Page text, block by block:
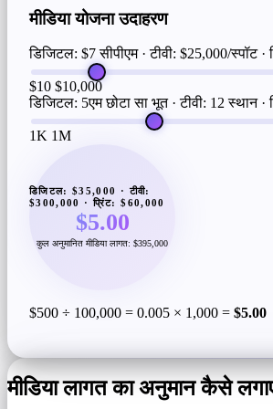
मीडिया योजना उदाहरण
डिजिटल: $7 सीपीएम · टीवी: $25,000/स्पॉट
$10 $10,000
डिजिटल: 5एम छोटा सा भूत · टीवी: 12 स्थान ·
1K 1M
डिजिटल: $35,000 · टीवी:
$300,000 · प्रिंट: $60,000
$5.00
कुल अनुमानित मीडिया लागत: $395,000
$500 ÷ 100,000 = 0.005 × 1,000 = $5.00
मीडिया लागत का अनुमान कैसे